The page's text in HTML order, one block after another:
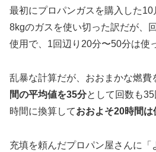
最初にプロパンガスを購入した
8kgのガスを使い切った訳だが、
使用で、1回辺り20分〜50分は使
乱暴な計算だが、おおまかな燃費
間の平均値を35分として回数も
時間に換算しておおよそ20時間は
充填を頼んだプロパン屋さんに「